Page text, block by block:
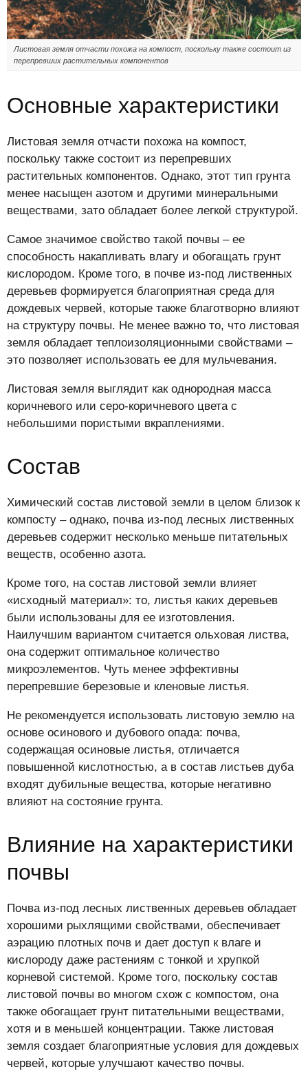
Листовая земля отчасти похожа на компост, поскольку также состоит из
перепревших растительных компонентов
Основные характеристики
Листовая земля отчасти похожа на компост,
поскольку также состоит из перепревших
растительных компонентов. Однако, этот тип грунта
менее насыщен азотом и другими минеральными
веществами, зато обладает более легкой структурой.
Самое значимое свойство такой почвы – ее
способность накапливать влагу и обогащать грунт
кислородом. Кроме того, в почве из-под лиственных
деревьев формируется благоприятная среда для
дождевых червей, которые также благотворно влияют
на структуру почвы. Не менее важно то, что листовая
земля обладает теплоизоляционными свойствами –
это позволяет использовать ее для мульчевания.
Листовая земля выглядит как однородная масса
коричневого или серо-коричневого цвета с
небольшими пористыми вкраплениями.
Состав
Химический состав листовой земли в целом близок к
компосту – однако, почва из-под лесных лиственных
деревьев содержит несколько меньше питательных
веществ, особенно азота.
Кроме того, на состав листовой земли влияет
«исходный материал»: то, листья каких деревьев
были использованы для ее изготовления.
Наилучшим вариантом считается ольховая листва,
она содержит оптимальное количество
микроэлементов. Чуть менее эффективны
перепревшие березовые и кленовые листья.
Не рекомендуется использовать листовую землю на
основе осинового и дубового опада: почва,
содержащая осиновые листья, отличается
повышенной кислотностью, а в состав листьев дуба
входят дубильные вещества, которые негативно
влияют на состояние грунта.
Влияние на характеристики
почвы
Почва из-под лесных лиственных деревьев обладает
хорошими рыхлящими свойствами, обеспечивает
аэрацию плотных почв и дает доступ к влаге и
кислороду даже растениям с тонкой и хрупкой
корневой системой. Кроме того, поскольку состав
листовой почвы во многом схож с компостом, она
также обогащает грунт питательными веществами,
хотя и в меньшей концентрации. Также листовая
земля создает благоприятные условия для дождевых
червей, которые улучшают качество почвы.